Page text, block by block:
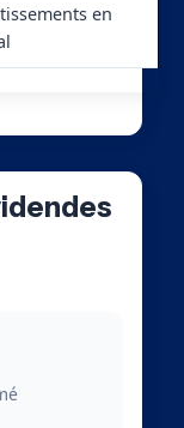
en